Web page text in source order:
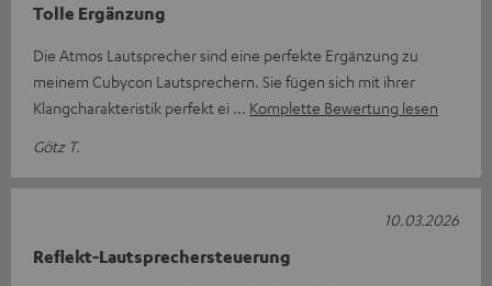
Tolle Ergänzung
Die Atmos Lautsprecher sind eine perfekte Ergänzung zu
meinem Cubycon Lautsprechern. Sie fügen sich mit ihrer
Klangcharakteristik perfekt ei
Komplette Bewertung lesen
Götz T.
Reflekt-Lautsprechersteuerung
10.03.2026